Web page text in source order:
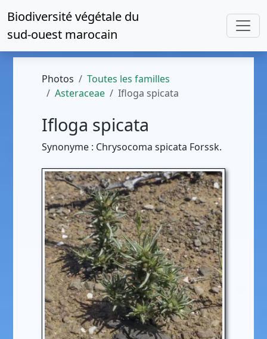
Biodiversité végétale du
sud-ouest marocain
Photos
Toutes les familles
Asteraceae
Ifloga spicata
Ifloga spicata
Synonyme : Chrysocoma spicata Forssk.